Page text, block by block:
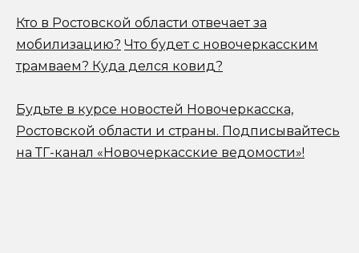
Кто в Ростовской области отвечает за
мобилизацию? Что будет с новочеркасским
трамваем? Куда делся ковид?
Будьте в курсе новостей Новочеркасска,
Ростовской области и страны. Подписывайтесь
на ТГ-канал «Новочеркасские ведомости»!